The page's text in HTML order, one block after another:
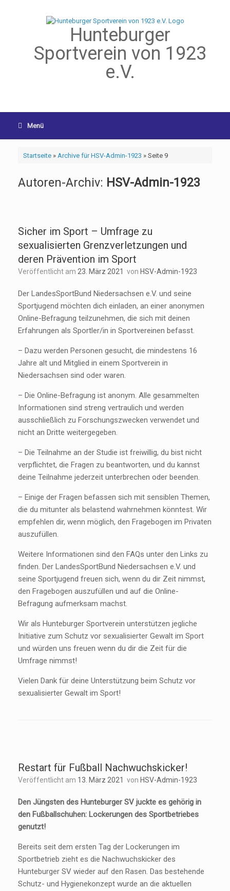
Hunteburger
Sportverein von 1923
e.V.
Menü
Startseite» Archive für HSV-Admin-1923 » Seite 9
Autoren-Archiv: HSV-Admin-1923
Sicher im Sport – Umfrage zu
sexualisierten Grenzverletzungen und
deren Prävention im Sport
Veröffentlicht am 23. März 2021 von HSV-Admin-1923
Der LandesSportBund Niedersachsen e.V. und seine
Sportjugend möchten dich einladen, an einer anonymen
Online-Befragung teilzunehmen, die sich mit deinen
Erfahrungen als Sportler/in in Sportvereinen befasst.
– Dazu werden Personen gesucht, die mindestens 16
Jahre alt und Mitglied in einem Sportverein in
Niedersachsen sind oder waren.
– Die Online-Befragung ist anonym. Alle gesammelten
Informationen sind streng vertraulich und werden
ausschließlich zu Forschungszwecken verwendet und
nicht an Dritte weitergegeben.
– Die Teilnahme an der Studie ist freiwillig, du bist nicht
verpflichtet, die Fragen zu beantworten, und du kannst
deine Teilnahme jederzeit unterbrechen oder beenden.
– Einige der Fragen befassen sich mit sensiblen Themen,
die du mitunter als belastend wahrnehmen könntest. Wir
empfehlen dir, wenn möglich, den Fragebogen im Privaten
auszufüllen.
Weitere Informationen sind den FAQs unter den Links zu
finden. Der LandesSportBund Niedersachsen e.V. und
seine Sportjugend freuen sich, wenn du dir Zeit nimmst,
den Fragebogen auszufüllen und auf die Online-
Befragung aufmerksam machst.
Wir als Hunteburger Sportverein unterstützen jegliche
Initiative zum Schutz vor sexualisierter Gewalt im Sport
und würden uns freuen wenn du dir die Zeit für die
Umfrage nimmst!
Vielen Dank für deine Unterstützung beim Schutz vor
sexualisierter Gewalt im Sport!
Restart für Fußball Nachwuchskicker!
Veröffentlicht am 13. März 2021 von HSV-Admin-1923
Den Jüngsten des Hunteburger SV juckte es gehörig in
den Fußballschuhen: Lockerungen des Sportbetriebes
genutzt!
Bereits seit dem ersten Tag der Lockerungen im
Sportbetrieb zieht es die Nachwuchskicker des
Hunteburger SV wieder auf den Rasen. Das bestehende
Schutz- und Hygienekonzept wurde an die aktuellen